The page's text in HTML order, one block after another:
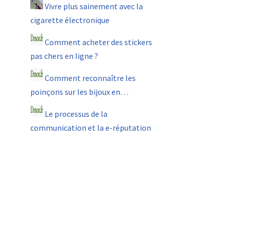
Vivre plus sainement avec la
cigarette électronique
Comment acheter des stickers
pas chers en ligne ?
Comment reconnaître les
poinçons sur les bijoux en…
Le processus de la
communication et la e-réputation